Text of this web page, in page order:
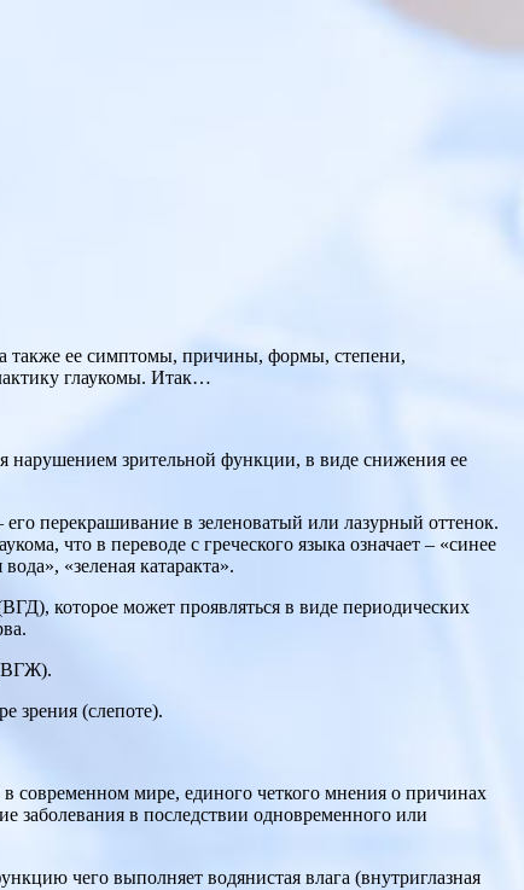
а также ее симптомы, причины, формы, степени,
глаукомы. Итак…
нарушением зрительной функции, в виде снижения ее
перекрашивание в зеленоватый или лазурный оттенок.
что в переводе с греческого языка означает – «синее
«зеленая катаракта».
которое может проявляться в виде периодических
(ВГЖ).
зрения (слепоте).
современном мире, единого четкого мнения о причинах
заболевания в последствии одновременного или
чего выполняет водянистая влага (внутриглазная